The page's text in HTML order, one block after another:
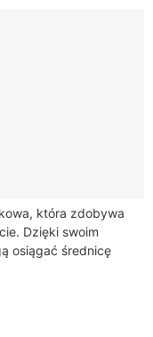
która zdobywa
Dzięki swoim
osiągać średnicę